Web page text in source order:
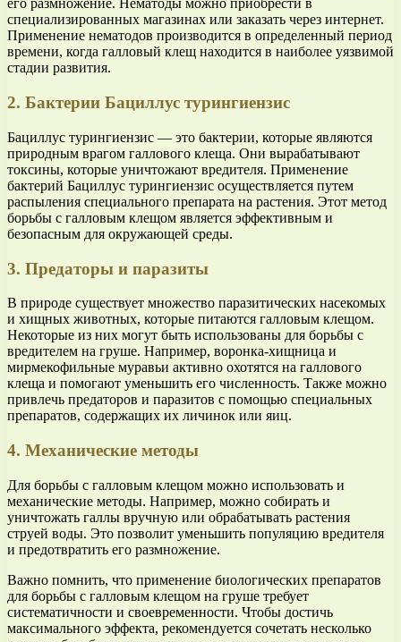
его размножение. Нематоды можно приобрести в
специализированных магазинах или заказать через интернет.
Применение нематодов производится в определенный период
времени, когда галловый клещ находится в наиболее уязвимой
стадии развития.
2. Бактерии Бациллус турингиензис
Бациллус турингиензис — это бактерии, которые являются
природным врагом галлового клеща. Они вырабатывают
токсины, которые уничтожают вредителя. Применение
бактерий Бациллус турингиензис осуществляется путем
распыления специального препарата на растения. Этот метод
борьбы с галловым клещом является эффективным и
безопасным для окружающей среды.
3. Предаторы и паразиты
В природе существует множество паразитических насекомых
и хищных животных, которые питаются галловым клещом.
Некоторые из них могут быть использованы для борьбы с
вредителем на груше. Например, воронка-хищница и
мирмекофильные муравьи активно охотятся на галлового
клеща и помогают уменьшить его численность. Также можно
привлечь предаторов и паразитов с помощью специальных
препаратов, содержащих их личинок или яиц.
4. Механические методы
Для борьбы с галловым клещом можно использовать и
механические методы. Например, можно собирать и
уничтожать галлы вручную или обрабатывать растения
струей воды. Это позволит уменьшить популяцию вредителя
и предотвратить его размножение.
Важно помнить, что применение биологических препаратов
для борьбы с галловым клещом на груше требует
систематичности и своевременности. Чтобы достичь
максимального эффекта, рекомендуется сочетать несколько